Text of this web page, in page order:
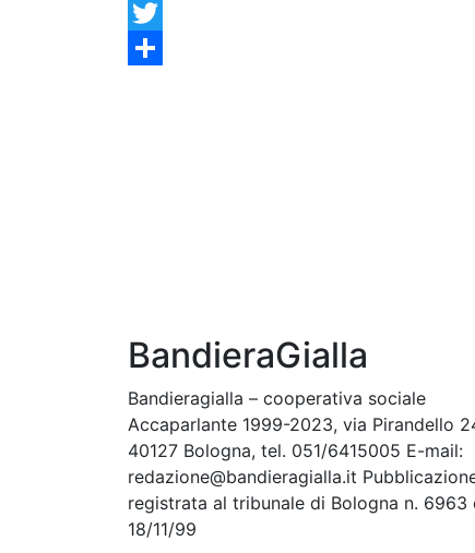
Facebook
Twitter
BandieraGialla
Bandieragialla – cooperativa sociale
Accaparlante 1999-2023, via Pirandello
40127 Bologna, tel. 051/6415005 E-mail:
redazione@bandieragialla.it
registrata al tribunale di Bologna n. 6963
18/11/99